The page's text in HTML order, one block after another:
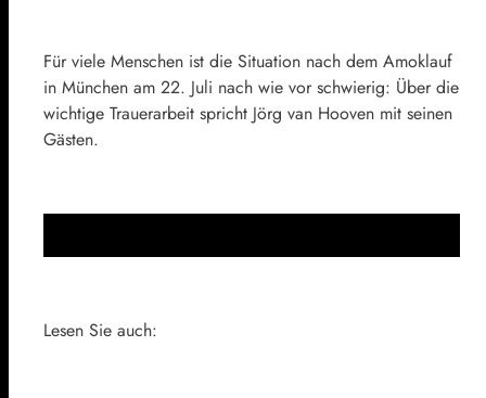
Für viele Menschen ist die Situation nach dem Amoklauf
in München am 22. Juli nach wie vor schwierig: Über die
wichtige Trauerarbeit spricht Jörg van Hooven mit seinen
Gästen.
Lesen Sie auch: